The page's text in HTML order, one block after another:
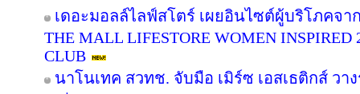
เดอะมอลล์ไลฟ์สโตร์ เผยอินไซต์ผู้บริโภคจา
THE MALL LIFESTORE WOMEN INSPIRED
CLUB
นาโนเทค สวทช. จับมือ เมิร์ซ เอสเธติกส์ วา